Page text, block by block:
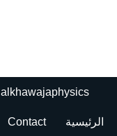
alkhawajaphysics
الرئيسية Contact